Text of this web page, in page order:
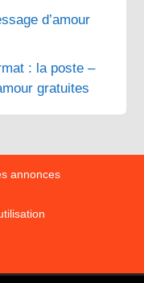
d’amour
: la poste –
gratuites
annonces